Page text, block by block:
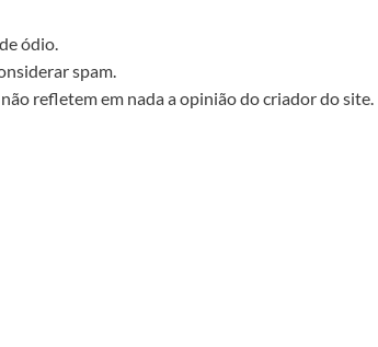
ódio.
spam.
refletem em nada a opinião do criador do site.